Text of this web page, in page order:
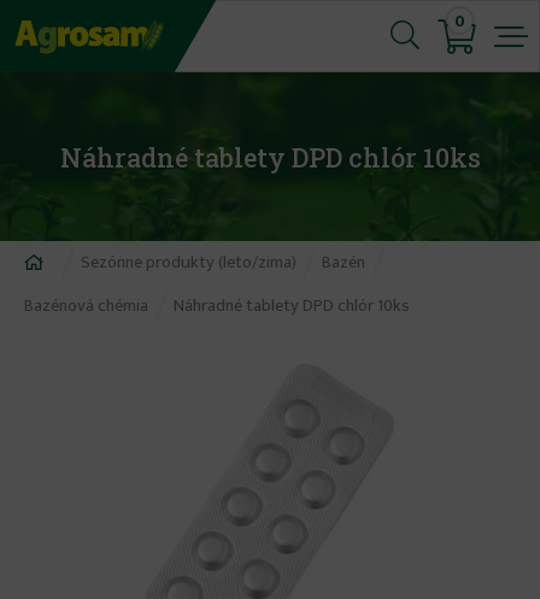
Jump
to
0
Náhradné tablety DPD chlór 10ks
Nachádzate
sa
Sezónne produkty (leto/zima)
Bazén
Bazénová chémia
Náhradné tablety DPD chlór 10ks